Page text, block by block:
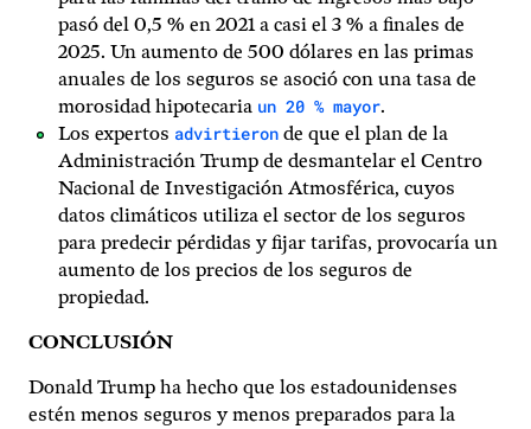
pasó del 0,5 % en 2021 a casi el 3 % a finales de
2025. Un aumento de 500 dólares en las primas
anuales de los seguros se asoció con una tasa de
morosidad hipotecaria un 20 % mayor.
Los expertos advirtieron de que el plan de la
Administración Trump de desmantelar el Centro
Nacional de Investigación Atmosférica, cuyos
datos climáticos utiliza el sector de los seguros
para predecir pérdidas y fijar tarifas, provocaría un
aumento de los precios de los seguros de
propiedad.
CONCLUSIÓN
Donald Trump ha hecho que los estadounidenses
estén menos seguros y menos preparados para la